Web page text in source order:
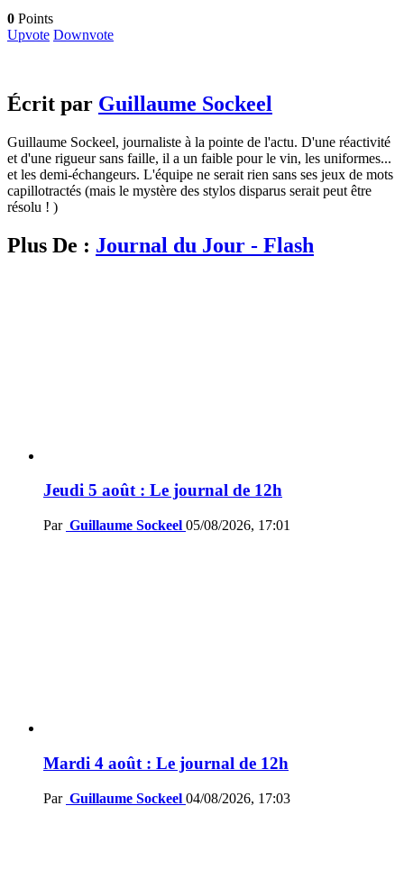
0 Points
Upvote Downvote
Écrit par Guillaume Sockeel
Guillaume Sockeel, journaliste à la pointe de l'actu. D'une réactivité
et d'une rigueur sans faille, il a un faible pour le vin, les uniformes...
et les demi-échangeurs. L'équipe ne serait rien sans ses jeux de mots
capillotractés (mais le mystère des stylos disparus serait peut être
résolu ! )
Plus De : Journal du Jour - Flash
Jeudi 5 août : Le journal de 12h
Par Guillaume Sockeel 05/08/2026, 17:01
Mardi 4 août : Le journal de 12h
Par Guillaume Sockeel 04/08/2026, 17:03